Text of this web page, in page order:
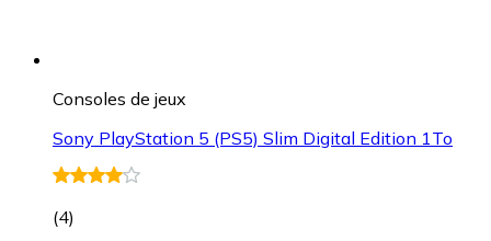
Consoles de jeux
Sony PlayStation 5 (PS5) Slim Digital Edition 1To
(4)